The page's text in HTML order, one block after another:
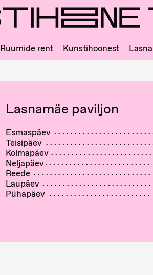
Ruumide rent Kunstihoonest
Lasnamäe paviljon
Esmaspäev
Teisipäev
Kolmapäev
Neljapäev
Reede
Laupäev
Pühapäev